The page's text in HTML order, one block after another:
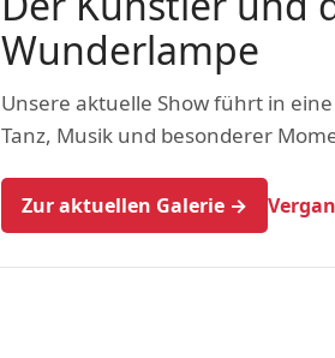
Wunderlampe
Unsere aktuelle Show führt in
Tanz, Musik und besonderer
Zur aktuellen Galerie →